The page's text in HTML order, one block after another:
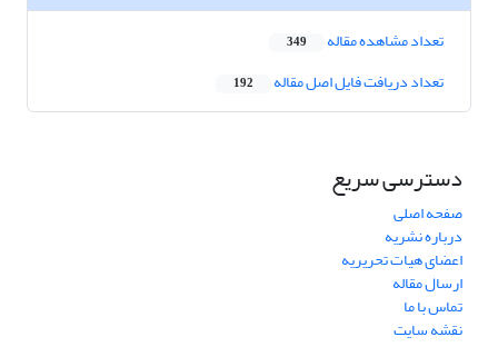
تعداد مشاهده مقاله 349
تعداد دریافت فایل اصل مقاله 192
دسترسی سریع
صفحه اصلی
درباره نشریه
اعضای هیات تحریریه
ارسال مقاله
تماس با ما
نقشه سایت